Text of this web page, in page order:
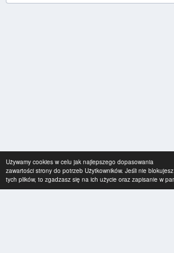
Używamy cookies w celu jak najlepszego dopasowania
zawartości strony do potrzeb Użytkowników. Jeśli nie blokujesz
tych plików, to zgadzasz się na ich użycie oraz zapisanie w